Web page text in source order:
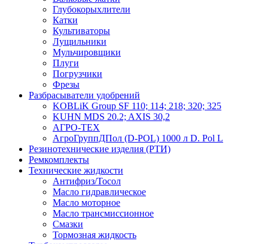
Глубокорыхлители
Катки
Культиваторы
Лущильники
Мульчировщики
Плуги
Погрузчики
Фрезы
Разбрасыватели удобрений
KOBLiK Group SF 110; 114; 218; 320; 325
KUHN MDS 20.2; AXIS 30,2
АГРО-ТЕХ
АгроГруппДПол (D-POL) 1000 л D. Pol L
Резинотехнические изделия (РТИ)
Ремкомплекты
Технические жидкости
Антифриз/Тосол
Масло гидравлическое
Масло моторное
Масло трансмиссионное
Смазки
Тормозная жидкость